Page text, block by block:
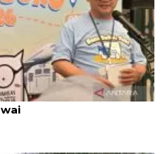
murid tidak habiskan